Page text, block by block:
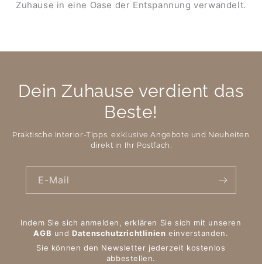
Zuhause in eine Oase der Entspannung verwandelt.
Dein Zuhause verdient das
Beste!
Praktische Interior-Tipps, exklusive Angebote und Neuheiten
direkt in Ihr Postfach.
E-Mail
Indem Sie sich anmelden, erklären Sie sich mit unseren
AGB undDatenschutzrichtlinien einverstanden.
Sie können den Newsletter jederzeit kostenlos
abbestellen.